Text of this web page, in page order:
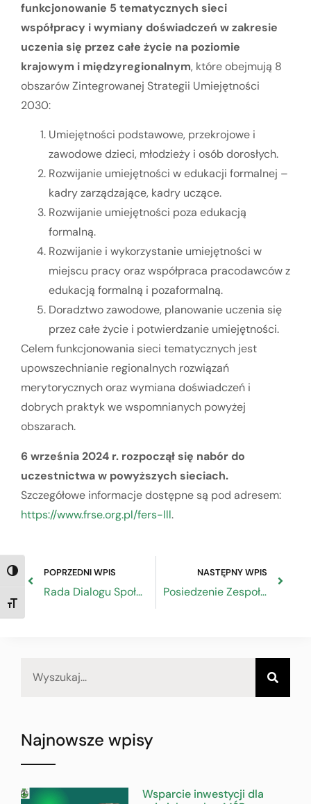
TOGGLE HIGH CONTRAST
TOGGLE FONT SIZE
funkcjonowanie 5 tematycznych sieci
współpracy i wymiany doświadczeń w zakresie
uczenia się przez całe życie na poziomie
krajowym i międzyregionalnym, które obejmują 8
obszarów Zintegrowanej Strategii Umiejętności
2030:
Umiejętności podstawowe, przekrojowe i
zawodowe dzieci, młodzieży i osób dorosłych.
Rozwijanie umiejętności w edukacji formalnej –
kadry zarządzające, kadry uczące.
Rozwijanie umiejętności poza edukacją
formalną.
Rozwijanie i wykorzystanie umiejętności w
miejscu pracy oraz współpraca pracodawców z
edukacją formalną i pozaformalną.
Doradztwo zawodowe, planowanie uczenia się
przez całe życie i potwierdzanie umiejętności.
Celem funkcjonowania sieci tematycznych jest
upowszechnianie regionalnych rozwiązań
merytorycznych oraz wymiana doświadczeń i
dobrych praktyk we wspomnianych powyżej
obszarach.
6 września 2024 r. rozpoczął się nabór do
uczestnictwa w powyższych sieciach.
Szczegółowe informacje dostępne są pod adresem:
https://www.frse.org.pl/fers-lll.
POPRZEDNI WPIS
Rada Dialogu Społecznego omawia projekt ustawy budżetowej na rok 2025
NASTĘPNY WPIS
Posiedzenie Zespołu do spraw Semestru Europejskiego
Najnowsze wpisy
Wsparcie inwestycji dla